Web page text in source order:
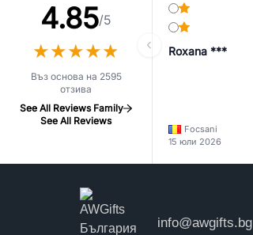
4.85/5
★★★★★
★★★★★
Въз основа на 2595
отзива
See All Reviews Family
See All Reviews
Roxana ***
Focsani
15 юли 2026
info@awgifts.bg